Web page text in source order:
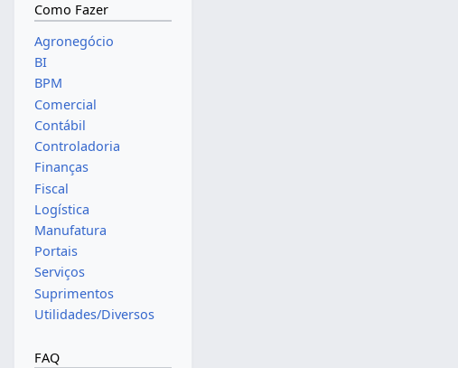
Como Fazer
Agronegócio
BI
BPM
Comercial
Contábil
Controladoria
Finanças
Fiscal
Logística
Manufatura
Portais
Serviços
Suprimentos
Utilidades/Diversos
FAQ